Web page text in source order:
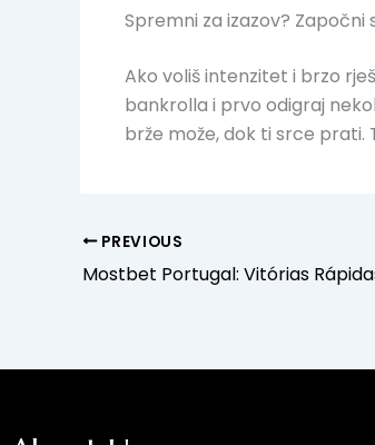
Spremni za izazov?
Ako voliš intenzitet i brzo
bankrolla i prvo odigraj
brže može, dok ti srce prati.
PREVIOUS